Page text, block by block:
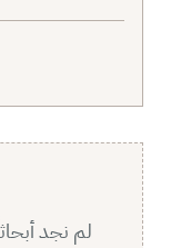
لم نجد